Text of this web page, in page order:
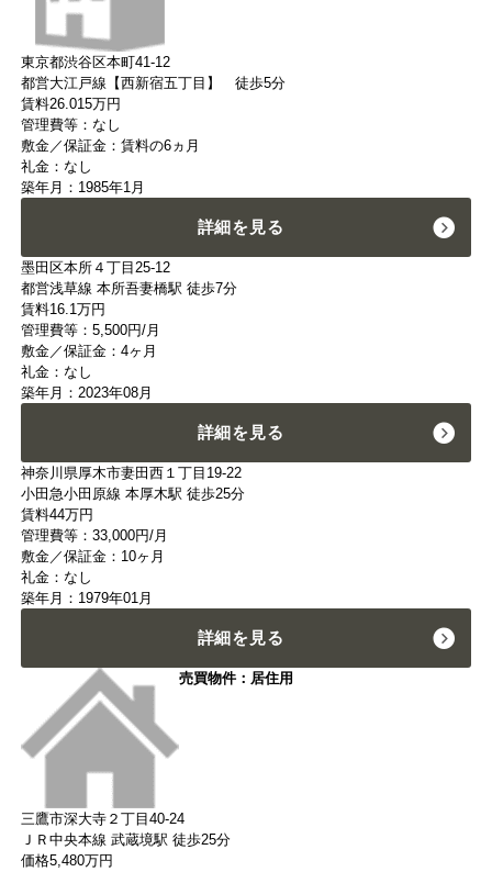
東京都渋谷区本町41-12
都営大江戸線【西新宿五丁目】 徒歩5分
賃料26.015万円
管理費等：なし
敷金／保証金：賃料の6ヵ月
礼金：なし
築年月：1985年1月
詳細を見る
墨田区本所４丁目25-12
都営浅草線 本所吾妻橋駅 徒歩7分
賃料16.1万円
管理費等：5,500円/月
敷金／保証金：4ヶ月
礼金：なし
築年月：2023年08月
詳細を見る
神奈川県厚木市妻田西１丁目19-22
小田急小田原線 本厚木駅 徒歩25分
賃料44万円
管理費等：33,000円/月
敷金／保証金：10ヶ月
礼金：なし
築年月：1979年01月
詳細を見る
売買物件：居住用
三鷹市深大寺２丁目40-24
ＪＲ中央本線 武蔵境駅 徒歩25分
価格5,480万円